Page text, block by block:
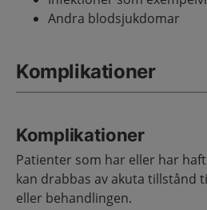
Andra blodsjukdomar
Komplikationer
Komplikationer
Patienter som har eller har
kan drabbas av akuta tillstånd
eller behandlingen.